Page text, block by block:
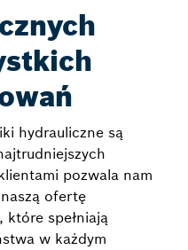
hydrauliczne są
pozwala nam
ofertę
które spełniają
w każdym